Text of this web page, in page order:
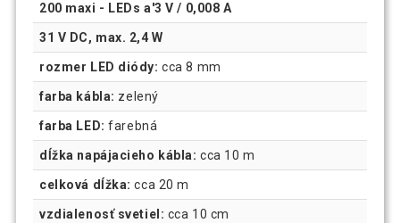
200 maxi - LEDs a'3 V / 0,008 A
31 V DC, max. 2,4 W
rozmer LED diódy: cca 8 mm
farba kábla: zelený
farba LED: farebná
dĺžka napájacieho kábla: cca 10 m
celková dĺžka: cca 20 m
vzdialenosť svetiel: cca 10 cm